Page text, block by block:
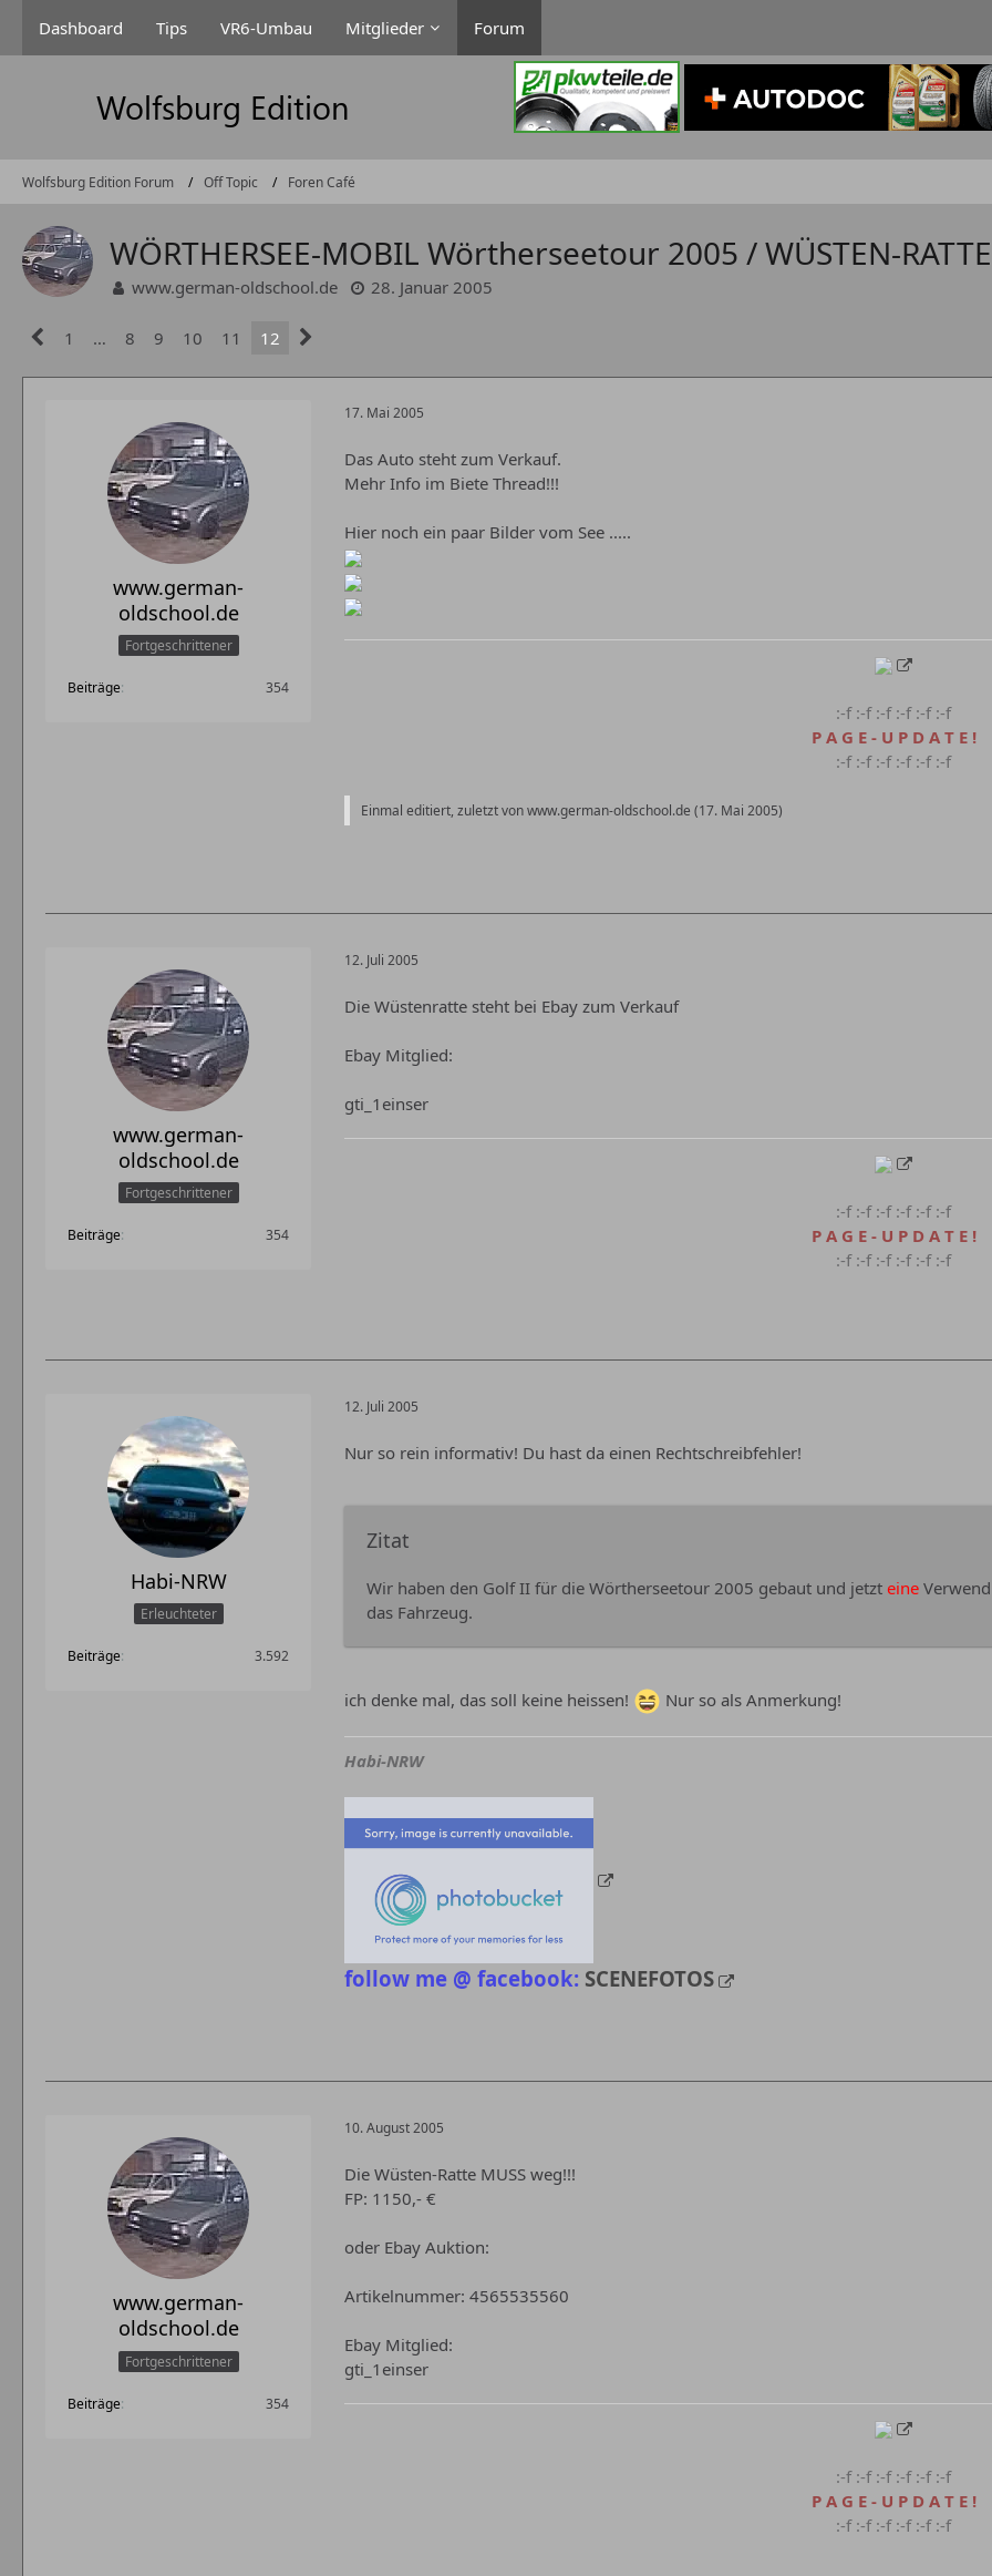
Dashboard Tips VR6-Umbau Mitglieder Forum
Wolfsburg Edition Forum Off Topic Foren Café
WÖRTHERSEE-MOBIL Wörtherseetour 2005 / WÜSTEN-RATTE
www.german-oldschool.de 28. Januar 2005
1 … 8 9 10 11 12
www.german-
oldschool.de
Fortgeschrittener
Beiträge 354
17. Mai 2005
Das Auto steht zum Verkauf.
Mehr Info im Biete Thread!!!
Hier noch ein paar Bilder vom See .....
:-f :-f :-f :-f :-f :-f
P A G E - U P D A T E !
:-f :-f :-f :-f :-f :-f
Einmal editiert, zuletzt von www.german-oldschool.de (17. Mai 2005)
www.german-
oldschool.de
Fortgeschrittener
Beiträge 354
12. Juli 2005
Die Wüstenratte steht bei Ebay zum Verkauf
Ebay Mitglied:
gti_1einser
:-f :-f :-f :-f :-f :-f
P A G E - U P D A T E !
:-f :-f :-f :-f :-f :-f
Habi-NRW
Erleuchteter
Beiträge 3.592
12. Juli 2005
Nur so rein informativ! Du hast da einen Rechtschreibfehler!
Zitat
Wir haben den Golf II für die Wörtherseetour 2005 gebaut und jetzt eine
das Fahrzeug.
ich denke mal, das soll keine heissen! Nur so als Anmerkung!
Habi-NRW
follow me @ facebook: SCENEFOTOS
www.german-
oldschool.de
Fortgeschrittener
Beiträge 354
10. August 2005
Die Wüsten-Ratte MUSS weg!!!
FP: 1150,- €
oder Ebay Auktion:
Artikelnummer: 4565535560
Ebay Mitglied:
gti_1einser
:-f :-f :-f :-f :-f :-f
P A G E - U P D A T E !
:-f :-f :-f :-f :-f :-f